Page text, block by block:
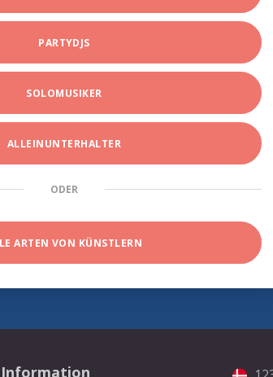
PARTYDJS
SOLOMUSIKER
ALLEINUNTERHALTER
ODER
ARTEN VON KÜNSTLERN
Information